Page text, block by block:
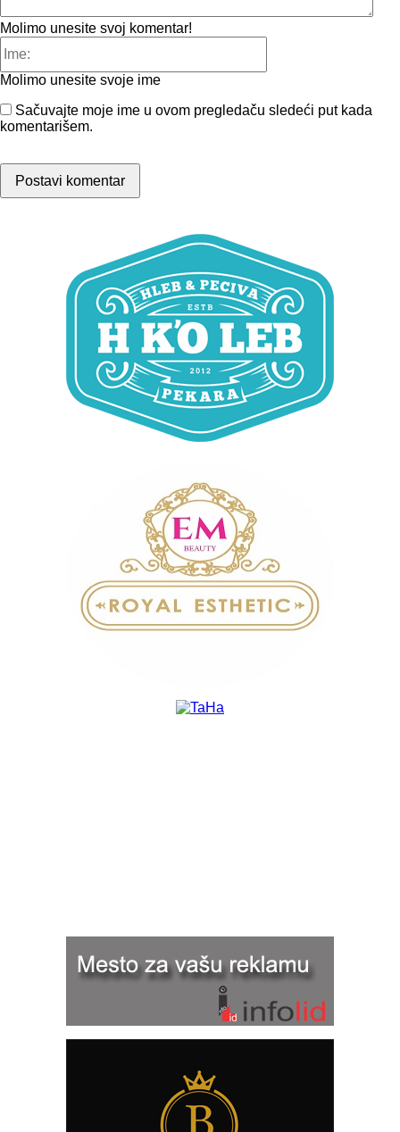
Molimo unesite svoj komentar!
Molimo unesite svoje ime
Sačuvajte moje ime u ovom pregledaču sledeći put kada
komentarišem.